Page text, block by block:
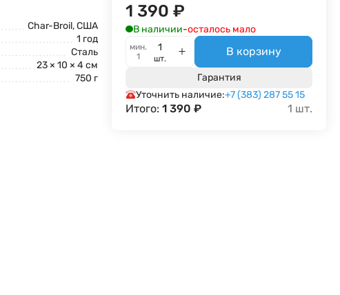
Char-Broil, США
1 год
Сталь
23 × 10 × 4 см
750 г
1 390 ₽
В наличии-осталось мало
мин.
1
шт.
В корзину
Гарантия
Уточнить наличие:+7 (383) 287 55 15
Итого: 1 390 ₽ 1 шт.